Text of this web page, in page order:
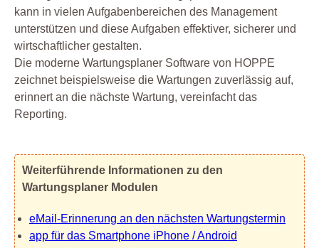
kann in vielen Aufgabenbereichen des Management
unterstützen und diese Aufgaben effektiver, sicherer und
wirtschaftlicher gestalten.
Die moderne Wartungsplaner Software von HOPPE
zeichnet beispielsweise die Wartungen zuverlässig auf,
erinnert an die nächste Wartung, vereinfacht das
Reporting.
Weiterführende Informationen zu den
Wartungsplaner Modulen
eMail-Erinnerung an den nächsten Wartungstermin
app für das Smartphone iPhone / Android